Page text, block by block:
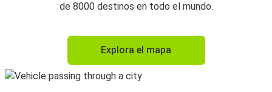
de 8000 destinos en todo el mundo.
Explora el mapa